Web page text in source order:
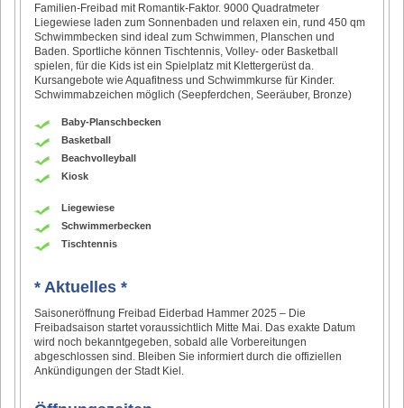
Familien-Freibad mit Romantik-Faktor. 9000 Quadratmeter
Liegewiese laden zum Sonnenbaden und relaxen ein, rund 450 qm
Schwimmbecken sind ideal zum Schwimmen, Planschen und
Baden. Sportliche können Tischtennis, Volley- oder Basketball
spielen, für die Kids ist ein Spielplatz mit Klettergerüst da.
Kursangebote wie Aquafitness und Schwimmkurse für Kinder.
Schwimmabzeichen möglich (Seepferdchen, Seeräuber, Bronze)
Baby-Planschbecken
Basketball
Beachvolleyball
Kiosk
Liegewiese
Schwimmerbecken
Tischtennis
* Aktuelles *
Saisoneröffnung Freibad Eiderbad Hammer 2025 – Die
Freibadsaison startet voraussichtlich Mitte Mai. Das exakte Datum
wird noch bekanntgegeben, sobald alle Vorbereitungen
abgeschlossen sind. Bleiben Sie informiert durch die offiziellen
Ankündigungen der Stadt Kiel.